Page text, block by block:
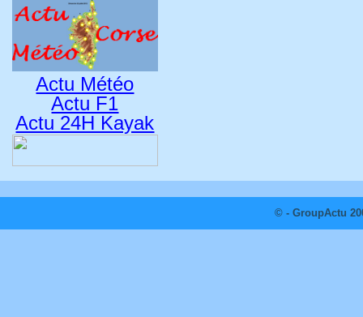
Actu Météo
Actu F1
Actu 24H Kayak
© - GroupActu